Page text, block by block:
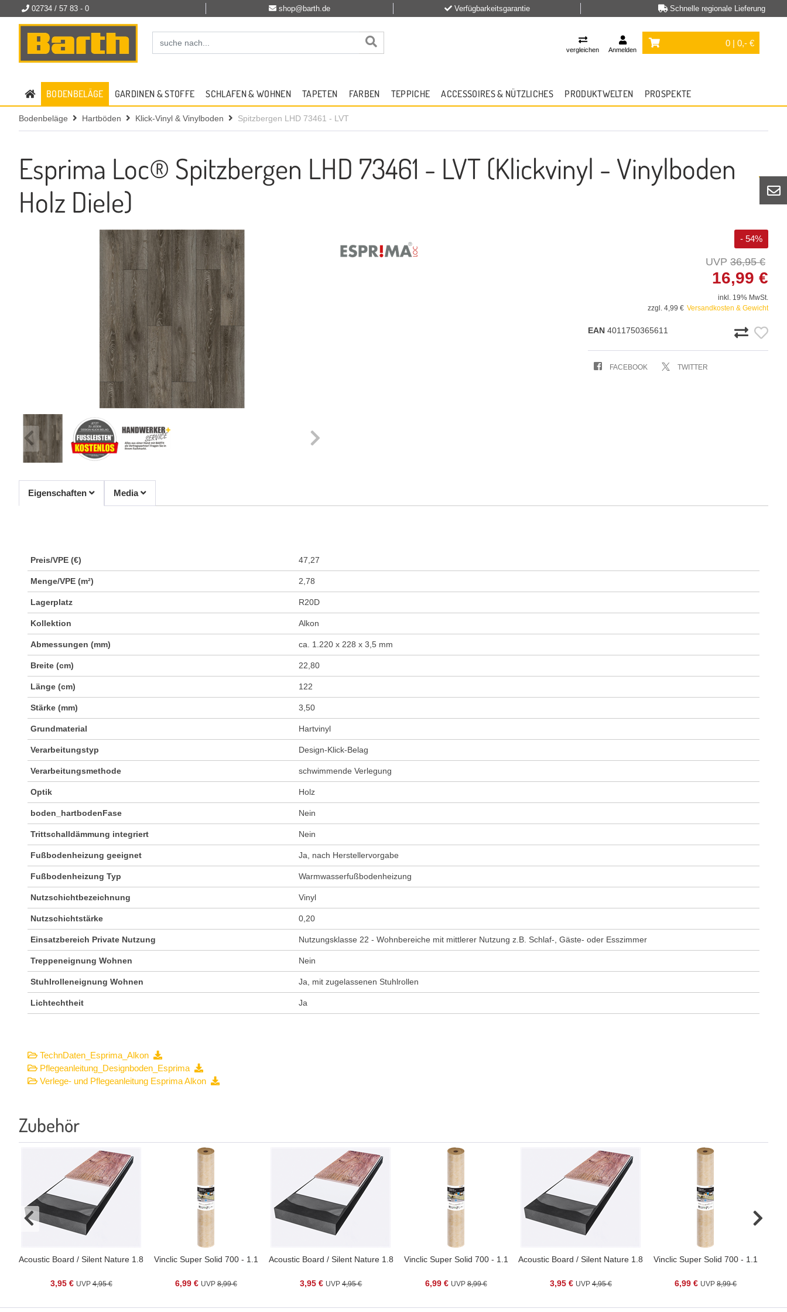
02734 / 57 83 - 0 shop@barth.de Verfügbarkeitsgarantie Schnelle regionale Lieferung
vergleichen Anmelden
0 | 0,- €
BODENBELÄGE GARDINEN & STOFFE SCHLAFEN & WOHNEN TAPETEN FARBEN TEPPICHE ACCESSOIRES & NÜTZLICHES PRODUKTWELTEN PROSPEKTE
Bodenbeläge Hartböden Klick-Vinyl & Vinylboden Spitzbergen LHD 73461 - LVT
Esprima Loc® Spitzbergen LHD 73461 - LVT (Klickvinyl - Vinylboden
Holz Diele)
- 54%
36,95 €
16,99 €
inkl. 19% MwSt.
zzgl. 4,99 € Versandkosten & Gewicht
EAN 4011750365611
FACEBOOK TWITTER
Eigenschaften Media
Preis/VPE (€) 47,27
Menge/VPE (m²) 2,78
Lagerplatz R20D
Kollektion Alkon
Abmessungen (mm) ca. 1.220 x 228 x 3,5 mm
Breite (cm) 22,80
Länge (cm) 122
Stärke (mm) 3,50
Grundmaterial Hartvinyl
Verarbeitungstyp Design-Klick-Belag
Verarbeitungsmethode schwimmende Verlegung
Optik Holz
boden_hartbodenFase Nein
Trittschalldämmung integriert Nein
Fußbodenheizung geeignet Ja, nach Herstellervorgabe
Fußbodenheizung Typ Warmwasserfußbodenheizung
Nutzschichtbezeichnung Vinyl
Nutzschichtstärke 0,20
Einsatzbereich Private Nutzung Nutzungsklasse 22 - Wohnbereiche mit mittlerer Nutzung z.B. Schlaf-, Gäste- oder Esszimmer
Treppeneignung Wohnen Nein
Stuhlrolleneignung Wohnen Ja, mit zugelassenen Stuhlrollen
Lichtechtheit Ja
TechnDaten_Esprima_Alkon
Pflegeanleitung_Designboden_Esprima
Verlege- und Pflegeanleitung Esprima Alkon
Zubehör
Acoustic Board / Silent Nature 1.8
3,95 € 4,95 €
Vinclic Super Solid 700 - 1.1
6,99 € 8,99 €
Acoustic Board / Silent Nature 1.8
3,95 € 4,95 €
Vinclic Super Solid 700 - 1.1
6,99 € 8,99 €
Acoustic Board / Silent Nature 1.8
3,95 € 4,95 €
Vinclic Super Solid 700 - 1.1
6,99 € 8,99 €